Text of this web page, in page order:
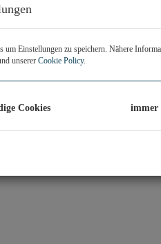
um Einstellungen zu speichern. Nähere
unserer Cookie Policy.
Cookies immer